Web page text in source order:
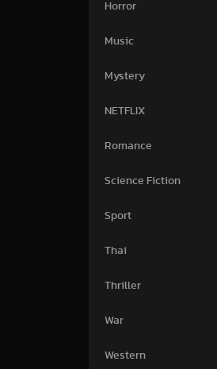
Horror
Music
Mystery
NETFLIX
Romance
Science Fiction
Sport
Thai
Thriller
War
Western